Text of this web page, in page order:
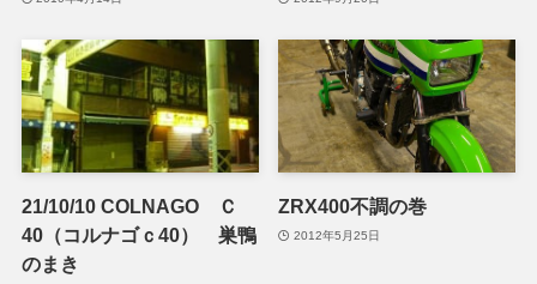
21/10/10 COLNAGO Ｃ
40（コルナゴｃ40） 巣鴨
のまき
ZRX400不調の巻
2012年5月25日